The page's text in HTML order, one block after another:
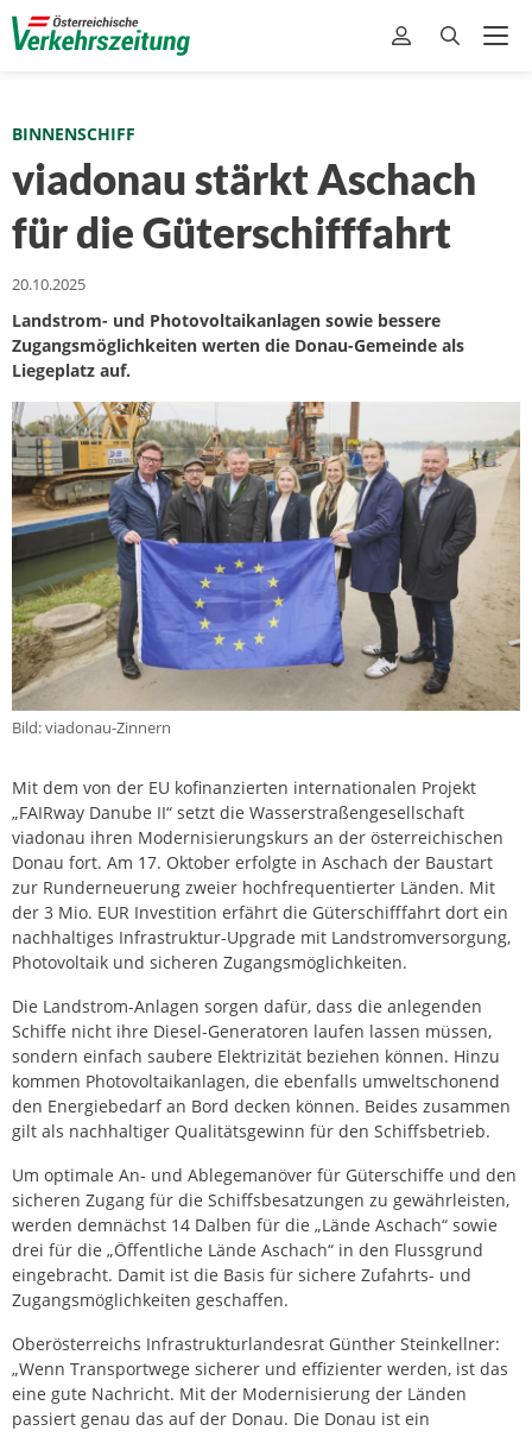
BINNENSCHIFF
viadonau stärkt Aschach
für die Güterschifffahrt
20.10.2025
Landstrom- und Photovoltaikanlagen sowie bessere
Zugangsmöglichkeiten werten die Donau-Gemeinde als
Liegeplatz auf.
Bild: viadonau-Zinnern
Mit dem von der EU kofinanzierten internationalen Projekt
„FAIRway Danube II“ setzt die Wasserstraßengesellschaft
viadonau ihren Modernisierungskurs an der österreichischen
Donau fort. Am 17. Oktober erfolgte in Aschach der Baustart
zur Runderneuerung zweier hochfrequentierter Länden. Mit
der 3 Mio. EUR Investition erfährt die Güterschifffahrt dort ein
nachhaltiges Infrastruktur-Upgrade mit Landstromversorgung,
Photovoltaik und sicheren Zugangsmöglichkeiten.
Die Landstrom-Anlagen sorgen dafür, dass die anlegenden
Schiffe nicht ihre Diesel-Generatoren laufen lassen müssen,
sondern einfach saubere Elektrizität beziehen können. Hinzu
kommen Photovoltaikanlagen, die ebenfalls umweltschonend
den Energiebedarf an Bord decken können. Beides zusammen
gilt als nachhaltiger Qualitätsgewinn für den Schiffsbetrieb.
Um optimale An- und Ablegemanöver für Güterschiffe und den
sicheren Zugang für die Schiffsbesatzungen zu gewährleisten,
werden demnächst 14 Dalben für die „Lände Aschach“ sowie
drei für die „Öffentliche Lände Aschach“ in den Flussgrund
eingebracht. Damit ist die Basis für sichere Zufahrts- und
Zugangsmöglichkeiten geschaffen.
Oberösterreichs Infrastrukturlandesrat Günther Steinkellner:
„Wenn Transportwege sicherer und effizienter werden, ist das
eine gute Nachricht. Mit der Modernisierung der Länden
passiert genau das auf der Donau. Die Donau ist ein